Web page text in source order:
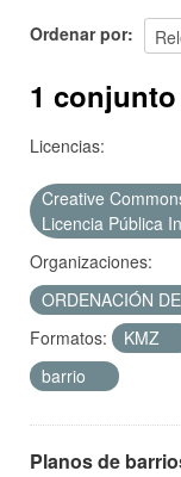
Ordenar por
1
Licencias:
Creative
Licencia Pública
Organizaciones:
ORDENACIÓN
Formatos:
KMZ
barrio
Planos de